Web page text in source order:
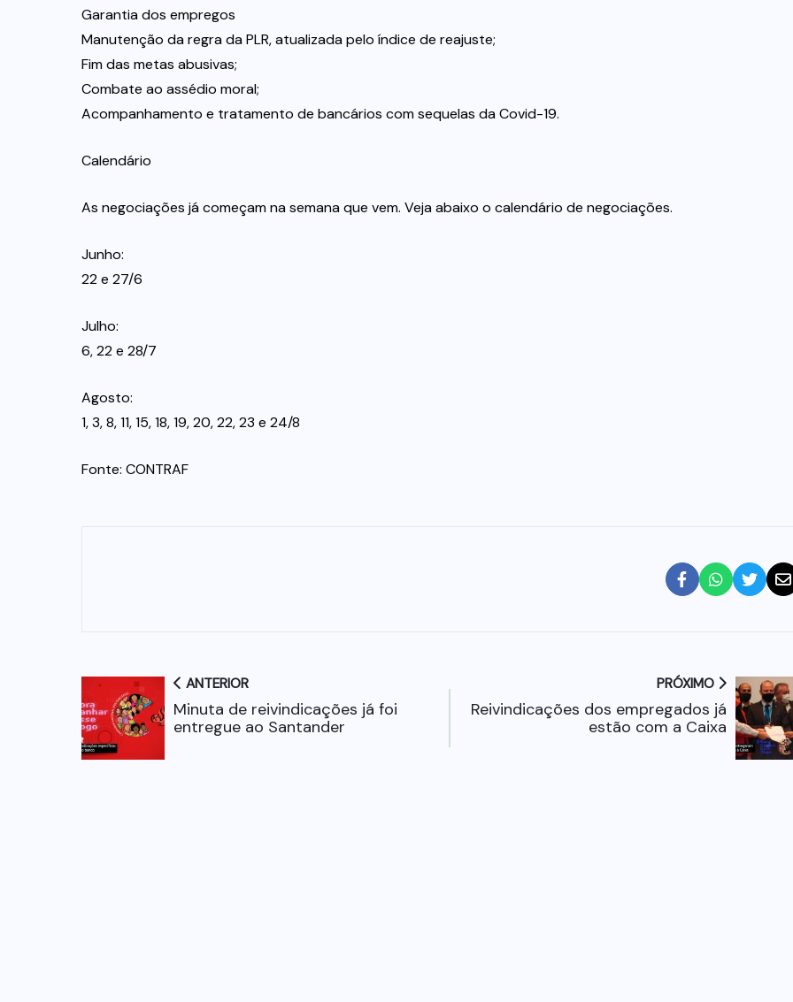
Garantia dos empregos
Manutenção da regra da PLR, atualizada pelo índice de reajuste;
Fim das metas abusivas;
Combate ao assédio moral;
Acompanhamento e tratamento de bancários com sequelas da Covid-19.
Calendário
As negociações já começam na semana que vem. Veja abaixo o calendário de negociações.
Junho:
22 e 27/6
Julho:
6, 22 e 28/7
Agosto:
1, 3, 8, 11, 15, 18, 19, 20, 22, 23 e 24/8
Fonte: CONTRAF
ANTERIOR
Minuta de reivindicações já foi
entregue ao Santander
PRÓXIMO
Reivindicações dos empregados já
estão com a Caixa